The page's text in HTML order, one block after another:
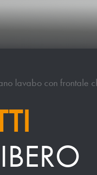
lavabo con frontale